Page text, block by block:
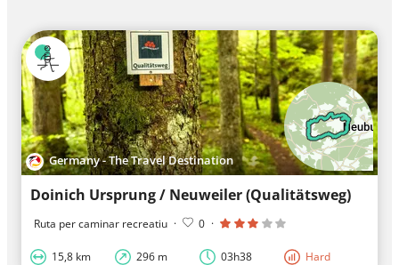
Germany - The Travel Destination
Doinich Ursprung / Neuweiler (Qualitätsweg)
Ruta per caminar recreatiu · 0 ·
15,8 km 296 m 03h38 Hard